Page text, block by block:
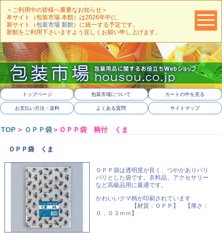
＜ご利用中の皆様へ重要なお知らせ＞
本サイト（包装市場 本館）は2026年中に、
新サイト（包装市場 新館）に統一する予定です。
新館をご利用下さいますよう宜しくお願い申し上げます。
トップページ 包装市場について カートの中を見る
お支払い方法・送料 よくある質問 サイトマップ
TOP ＞ ＯＰＰ袋＞ＯＰＰ袋 柄付 くま
ＯＰＰ袋 くま
ＯＰＰ袋は透明度が良く、つやがありパリ
パリとした袋です。衣料品、アクセサリー
など高級品用に最適です。
かわいいクマ柄が印刷されています
【材質：ＯＰＰ】 【厚さ：
０．０３ｍｍ】